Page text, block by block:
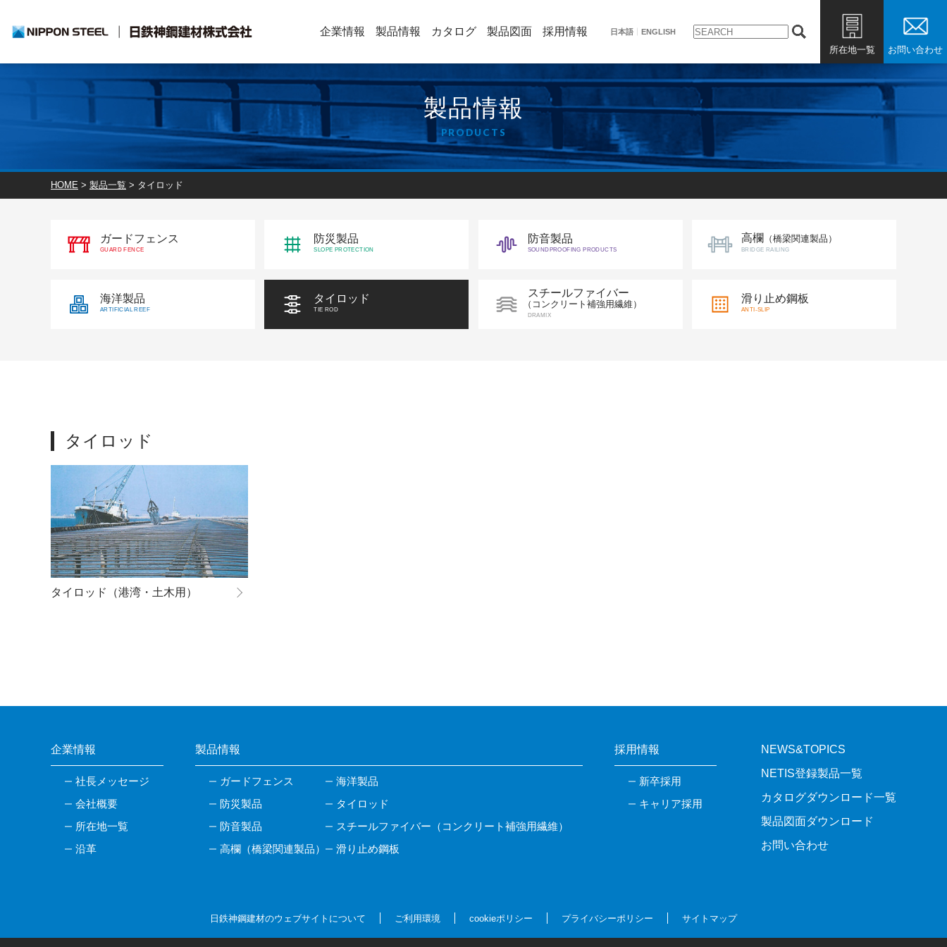
日本語 ENGLISH
企業情報 製品情報 カタログ 製品図面 採用情報
所在地一覧 お問い合わせ
製品情報
PRODUCTS
HOME > 製品一覧 > タイロッド
ガードフェンス
GUARD FENCE
防災製品
SLOPE PROTECTION
防音製品
SOUNDPROOFING PRODUCTS
高欄 （橋梁関連製品）
BRIDGE RAILING
海洋製品
ARTIFICIAL REEF
タイロッド
TIE ROD
スチールファイバー
（コンクリート補強用繊維）
DRAMIX
滑り止め鋼板
ANTI-SLIP
タイロッド
タイロッド（港湾・土木用）
企業情報
社長メッセージ
会社概要
所在地一覧
沿革
製品情報
ガードフェンス
防災製品
防音製品
高欄（橋梁関連製品）
海洋製品
タイロッド
スチールファイバー（コンクリート補強用繊維）
滑り止め鋼板
採用情報
新卒採用
キャリア採用
NEWS&TOPICS
NETIS登録製品一覧
カタログダウンロード一覧
製品図面ダウンロード
お問い合わせ
日鉄神鋼建材のウェブサイトについて ご利用環境 cookieポリシー プライバシーポリシー サイトマップ